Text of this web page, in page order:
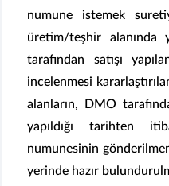
numune istemek
üretim/teşhir
tarafından satışı
incelenmesi
alanların, DMO
yapıldığı tarihten
numunesinin
yerinde hazır